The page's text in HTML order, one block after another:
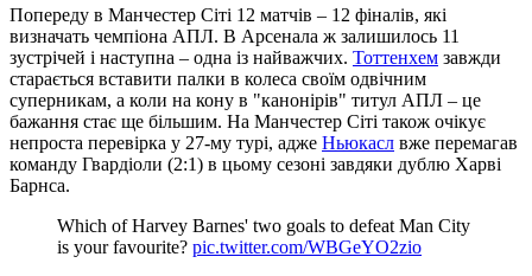
Попереду в Манчестер Сіті 12 матчів – 12 фіналів, які
визначать чемпіона АПЛ. В Арсенала ж залишилось 11
зустрічей і наступна – одна із найважчих. Тоттенхем завжди
старається вставити палки в колеса своїм одвічним
суперникам, а коли на кону в "канонірів" титул АПЛ – це
бажання стає ще більшим. На Манчестер Сіті також очікує
непроста перевірка у 27-му турі, адже Ньюкасл вже перемагав
команду Гвардіоли (2:1) в цьому сезоні завдяки дублю Харві
Барнса.
Which of Harvey Barnes' two goals to defeat Man City
is your favourite? pic.twitter.com/WBGeYO2zio